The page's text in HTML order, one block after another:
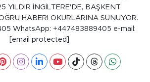
YILDIR İNGİLTERE'DE, BAŞKENT
HABERİ OKURLARINA SUNUYOR.
WhatsApp: +447483889405 e-mail:
[email protected]